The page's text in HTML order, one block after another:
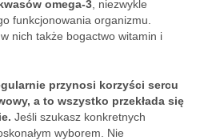
kwasów omega-3 , niezwykle
funkcjonowania organizmu.
nich także bogactwo witamin i
przynosi korzyści sercu
a to wszystko przekłada się
Jeśli szukasz konkretnych
wyborem. Nie